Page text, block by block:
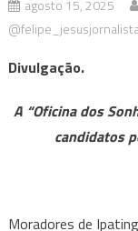
agosto 15, 2025
Divulgação.
A “Oficina dos
candidatos
Moradores de